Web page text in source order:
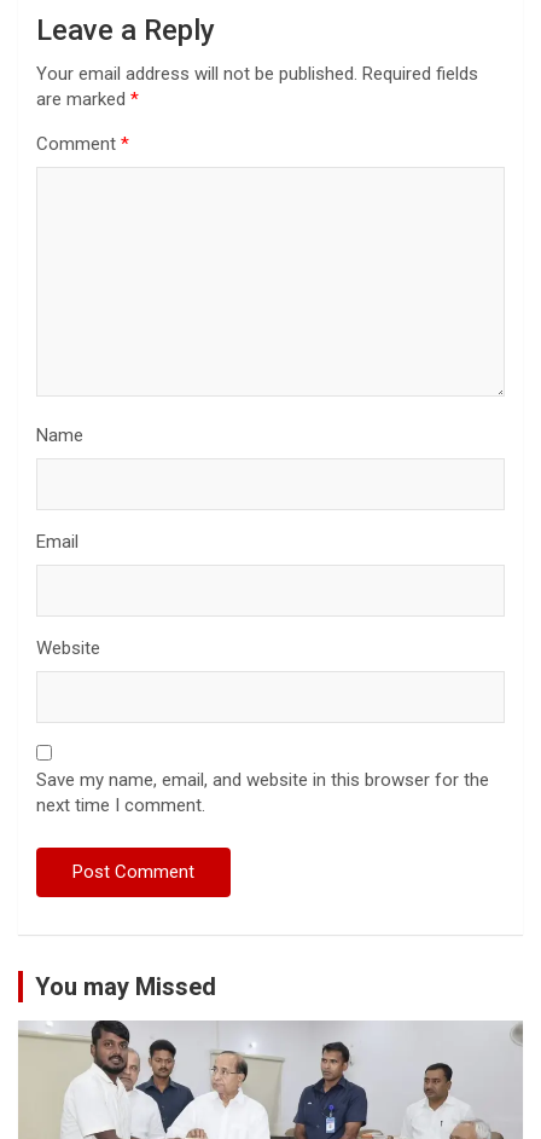
Leave a Reply
Your email address will not be published. Required fields
are marked *
Comment *
Name
Email
Website
Save my name, email, and website in this browser for the
next time I comment.
You may Missed